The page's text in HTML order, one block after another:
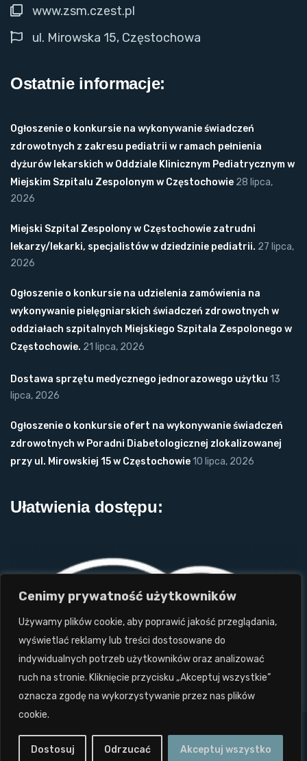
Cenimy prywatność użytkowników
Używamy plików cookie, aby poprawić jakość przeglądania,
wyświetlać reklamy lub treści dostosowane do
indywidualnych potrzeb użytkowników oraz analizować
ruch na stronie. Kliknięcie przycisku „Akceptuj wszystkie”
oznacza zgodę na wykorzystywanie przez nas plików
cookie.
Dostosuj Odrzucać Akceptuj wszystko
www.zsm.czest.pl
ul. Mirowska 15, Częstochowa
Ostatnie informacje:
Ogłoszenie o konkursie na wykonywanie świadczeń
zdrowotnych z zakresu pediatrii w ramach pełnienia
dyżurów lekarskich w Oddziale Klinicznym Pediatrycznym w
Miejskim Szpitalu Zespolonym w Częstochowie 28 lipca,
2026
Miejski Szpital Zespolony w Częstochowie zatrudni
lekarzy/lekarki, specjalistów w dziedzinie pediatrii. 27 lipca,
2026
Ogłoszenie o konkursie na udzielenia zamówienia na
wykonywanie pielęgniarskich świadczeń zdrowotnych w
oddziałach szpitalnych Miejskiego Szpitala Zespolonego w
Częstochowie. 21 lipca, 2026
Dostawa sprzętu medycznego jednorazowego użytku 13
lipca, 2026
Ogłoszenie o konkursie ofert na wykonywanie świadczeń
zdrowotnych w Poradni Diabetologicznej zlokalizowanej
przy ul. Mirowskiej 15 w Częstochowie10 lipca, 2026
Ułatwienia dostępu:
Projekt i wykonanie: Twórcy Stron 2024tworcystron.pl.
Wszystkie prawa zastrzeżone. Zakaz kopiowania.